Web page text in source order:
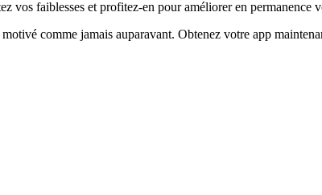
vos faiblesses et profitez-en pour améliorer en permanence
comme jamais auparavant. Obtenez votre app